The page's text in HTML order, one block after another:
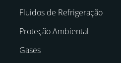
Fluidos de Refrigeração
Proteção Ambiental
Gases